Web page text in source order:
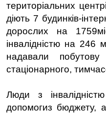
територіальних
діють 7 будинків-
дорослих на
інвалідністю на 246
надавали
стаціонарного,
Люди з
допомогиз бюджету,